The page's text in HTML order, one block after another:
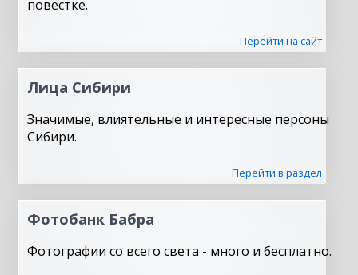
повестке.
Перейти на сайт
Лица Сибири
Значимые, влиятельные и интересные персоны
Сибири.
Перейти в раздел
Фотобанк Бабра
Фотографии со всего света - много и бесплатно.